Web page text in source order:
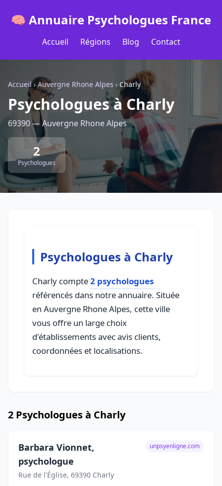
🧠 Annuaire Psychologues France
Accueil Régions Blog Contact
Accueil› Auvergne Rhone Alpes ›Charly
Psychologues à Charly
69390 — Auvergne Rhone Alpes
2
Psychologues
Psychologues à Charly
Charly compte2 psychologues
référencés dans notre annuaire. Située
en Auvergne Rhone Alpes, cette ville
vous offre un large choix
d'établissements avec avis clients,
coordonnées et localisations.
2 Psychologues à Charly
Barbara Vionnet,
psychologue
Rue de l'Église, 69390 Charly
unpsyenligne.com